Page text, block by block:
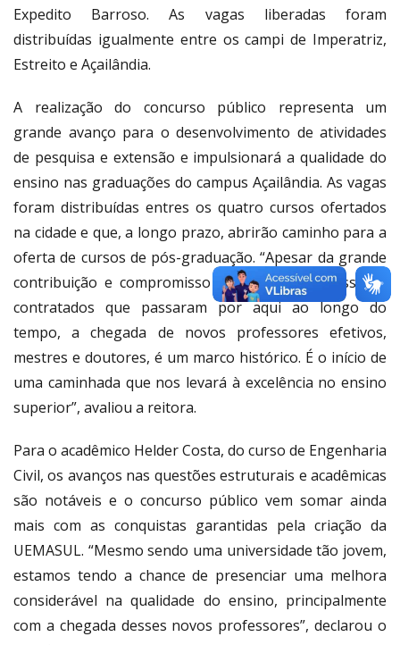
Expedito Barroso. As vagas liberadas foram
distribuídas igualmente entre os campi de Imperatriz,
Estreito e Açailândia.
A realização do concurso público representa um
grande avanço para o desenvolvimento de atividades
de pesquisa e extensão e impulsionará a qualidade do
ensino nas graduações do campus Açailândia. As vagas
foram distribuídas entres os quatro cursos ofertados
na cidade e que, a longo prazo, abrirão caminho para a
oferta de cursos de pós-graduação. “Apesar da grande
contribuição e compromisso de diversos professores
contratados que passaram por aqui ao longo do
tempo, a chegada de novos professores efetivos,
mestres e doutores, é um marco histórico. É o início de
uma caminhada que nos levará à excelência no ensino
superior”, avaliou a reitora.
Para o acadêmico Helder Costa, do curso de Engenharia
Civil, os avanços nas questões estruturais e acadêmicas
são notáveis e o concurso público vem somar ainda
mais com as conquistas garantidas pela criação da
UEMASUL. “Mesmo sendo uma universidade tão jovem,
estamos tendo a chance de presenciar uma melhora
considerável na qualidade do ensino, principalmente
com a chegada desses novos professores”, declarou o